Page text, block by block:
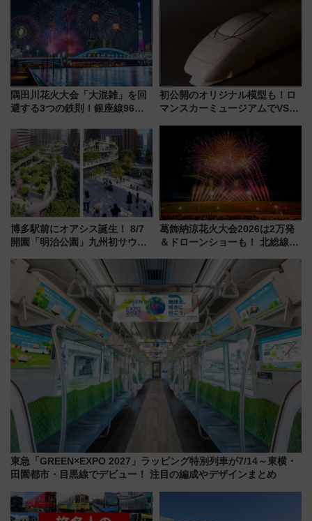
プランもご紹介
や伝統文化の特別コラボ
隅田川花火大会「大混雑」を回
避する3つの鉄則！銀座線96本
ツリー駅の規制まとめ 7/25開催
（2026年）
初公開のオリジナル模型も！ロ
マンスカーミュージアムでVSE
15日スタート
博多駅前にオアシス誕生！ 8/7
開園「明治公園」九州初サウナ
品グルメ登場で駅前の過ごし方
はどう変わる？
葛飾納涼花火大会2026は2万発
＆ドローンショーも！ 北総線を
車、観覧スポット情報と周辺観
光まとめ（7/28開催）
東急「GREEN×EXPO 2027」ラッピング特別列車が7/14～東横・
田園都市・目黒線でデビュー！ 注目の編成やデザインまとめ